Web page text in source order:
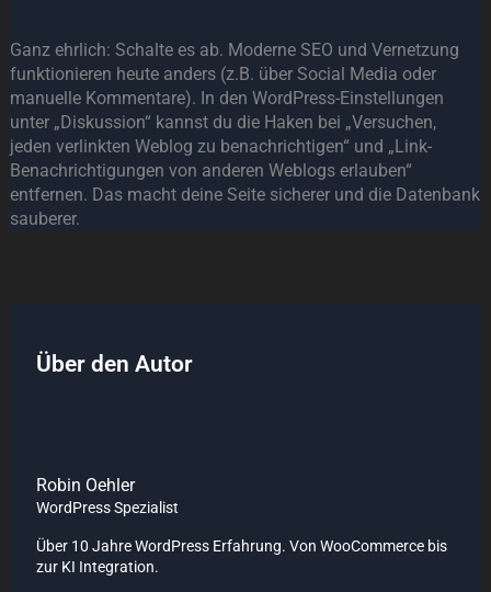
Ganz ehrlich: Schalte es ab. Moderne SEO und Vernetzung
funktionieren heute anders (z.B. über Social Media oder
manuelle Kommentare). In den WordPress-Einstellungen
unter „Diskussion“ kannst du die Haken bei „Versuchen,
jeden verlinkten Weblog zu benachrichtigen“ und „Link-
Benachrichtigungen von anderen Weblogs erlauben“
entfernen. Das macht deine Seite sicherer und die Datenbank
sauberer.
Über den Autor
Robin Oehler
WordPress Spezialist
Über 10 Jahre WordPress Erfahrung. Von WooCommerce bis
zur KI Integration.